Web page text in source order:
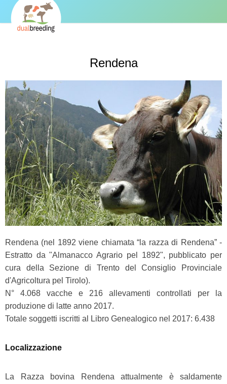
Rendena
Rendena (nel 1892 viene chiamata “la razza di Rendena” -
Estratto da "Almanacco Agrario pel 1892", pubblicato per
cura della Sezione di Trento del Consiglio Provinciale
d'Agricoltura pel Tirolo).
N° 4.068 vacche e 216 allevamenti controllati per la
produzione di latte anno 2017.
Totale soggetti iscritti al Libro Genealogico nel 2017: 6.438
Localizzazione
La Razza bovina Rendena attualmente è saldamente